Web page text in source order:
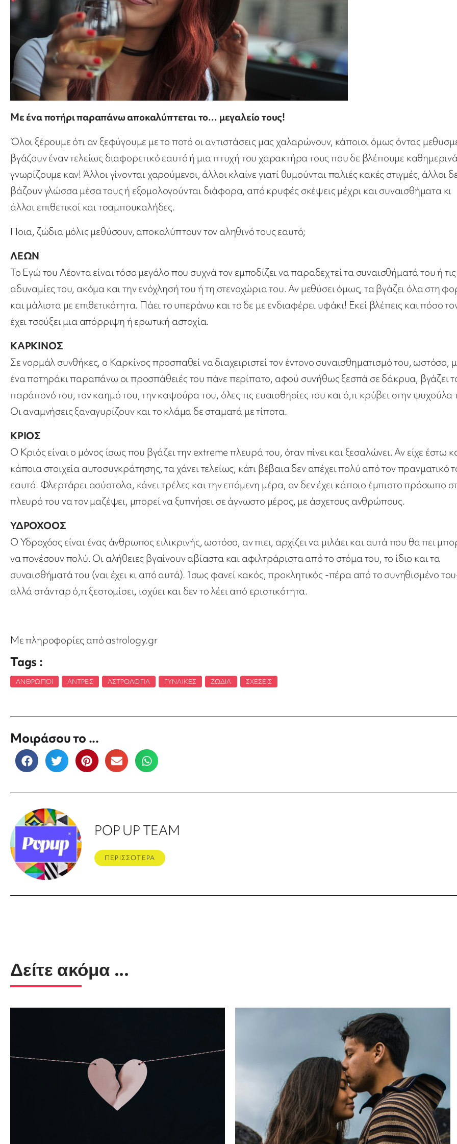
Με ένα ποτήρι παραπάνω αποκαλύπτεται το… μεγαλείο τους!
Όλοι ξέρουμε ότι αν ξεφύγουμε με το ποτό οι αντιστάσεις μας χαλαρώνουν, κάποιοι όμως όντας
βγάζουν έναν τελείως διαφορετικό εαυτό ή μια πτυχή του χαρακτήρα τους που δε βλέπουμε
γνωρίζουμε καν! Άλλοι γίνονται χαρούμενοι, άλλοι κλαίνε γιατί θυμούνται παλιές κακές στιγμές, άλλοι
βάζουν γλώσσα μέσα τους ή εξομολογούνται διάφορα, από κρυφές σκέψεις μέχρι και συναισθήματα κι
άλλοι επιθετικοί και τσαμπουκαλήδες.
Ποια, ζώδια μόλις μεθύσουν, αποκαλύπτουν τον αληθινό τους εαυτό;
ΛΕΩΝ
Το Εγώ του Λέοντα είναι τόσο μεγάλο που συχνά τον εμποδίζει να παραδεχτεί τα συναισθήματά του ή τις
αδυναμίες του, ακόμα και την ενόχλησή του ή τη στενοχώρια του. Αν μεθύσει όμως, τα βγάζει όλα στη
και μάλιστα με επιθετικότητα. Πάει το υπεράνω και το δε με ενδιαφέρει υφάκι! Εκεί βλέπεις και πόσο
έχει τσούξει μια απόρριψη ή ερωτική αστοχία.
ΚΑΡΚΙΝΟΣ
Σε νορμάλ συνθήκες, ο Καρκίνος προσπαθεί να διαχειριστεί τον έντονο συναισθηματισμό του, ωστόσο,
ένα ποτηράκι παραπάνω οι προσπάθειές του πάνε περίπατο, αφού συνήθως ξεσπά σε δάκρυα, βγάζει
παράπονό του, τον καημό του, την καψούρα του, όλες τις ευαισθησίες του και ό,τι κρύβει στην ψυχούλα
Οι αναμνήσεις ξαναγυρίζουν και το κλάμα δε σταματά με τίποτα.
ΚΡΙΟΣ
Ο Κριός είναι ο μόνος ίσως που βγάζει την extreme πλευρά του, όταν πίνει και ξεσαλώνει. Αν είχε έστω
κάποια στοιχεία αυτοσυγκράτησης, τα χάνει τελείως, κάτι βέβαια δεν απέχει πολύ από τον πραγματικό
εαυτό. Φλερτάρει ασύστολα, κάνει τρέλες και την επόμενη μέρα, αν δεν έχει κάποιο έμπιστο πρόσωπο
πλευρό του να τον μαζέψει, μπορεί να ξυπνήσει σε άγνωστο μέρος, με άσχετους ανθρώπους.
ΥΔΡΟΧΟΟΣ
Ο Υδροχόος είναι ένας άνθρωπος ειλικρινής, ωστόσο, αν πιει, αρχίζει να μιλάει και αυτά που θα πει
να πονέσουν πολύ. Οι αλήθειες βγαίνουν αβίαστα και αφιλτράριστα από το στόμα του, το ίδιο και τα
συναισθήματά του (ναι έχει κι από αυτά). Ίσως φανεί κακός, προκλητικός -πέρα από το συνηθισμένο
αλλά στάνταρ ό,τι ξεστομίσει, ισχύει και δεν το λέει από εριστικότητα.
Με πληροφορίες από astrology.gr
Tags :
ΆΝΘΡΩΠΟΙ ΆΝΤΡΕΣ ΑΣΤΡΟΛΟΓΊΑ ΓΥΝΑΊΚΕΣ ΖΏΔΙΑ ΣΧΈΣΕΙΣ
Μοιράσου το ...
POP UP TEAM
ΠΕΡΙΣΣΟΤΕΡΑ
Δείτε ακόμα ...